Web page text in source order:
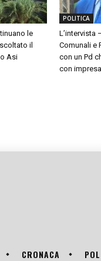
le
il
Asi
POLITICA
L’intervista
Comunali e
con un Pd
con
CRONACA